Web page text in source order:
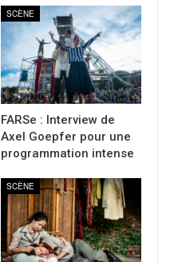
SCÈNE
FARSe : Interview de
Axel Goepfer pour une
programmation intense
SCÈNE